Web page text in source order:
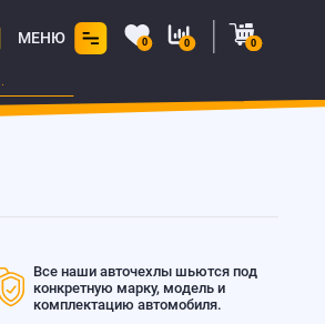
МЕНЮ 0 0 0
Все наши авточехлы шьются под
конкретную марку, модель и
комплектацию автомобиля.